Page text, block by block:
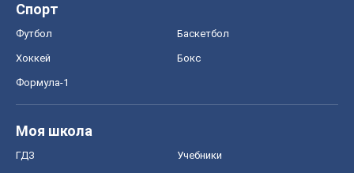
Спорт
Футбол Баскетбол
Хоккей Бокс
Формула-1
Моя школа
ГДЗ Учебники